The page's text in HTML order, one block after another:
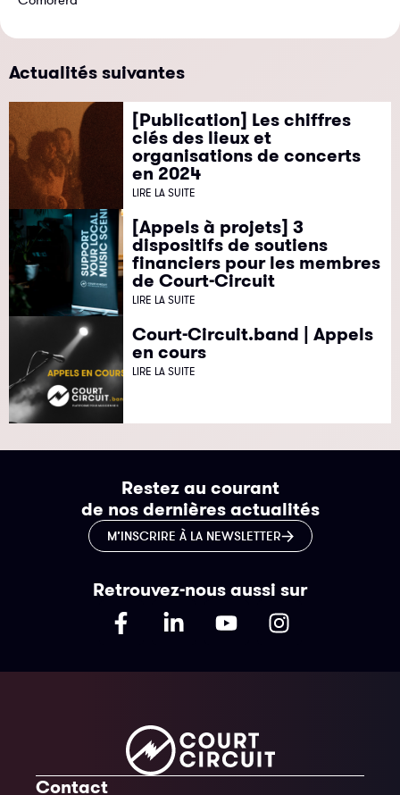
Actualités suivantes
[Publication] Les chiffres
clés des lieux et
organisations de concerts
en 2024
LIRE LA SUITE
[Appels à projets] 3
dispositifs de soutiens
financiers pour les membres
de Court-Circuit
LIRE LA SUITE
Court-Circuit.band | Appels
en cours
LIRE LA SUITE
Restez au courant
de nos dernières actualités
M’INSCRIRE À LA NEWSLETTER
Retrouvez-nous aussi sur
Contact